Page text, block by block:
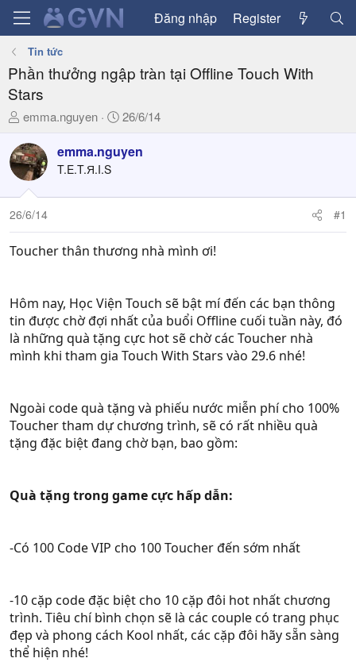
Đăng nhập Register
Tin tức
Phần thưởng ngập tràn tại Offline Touch With
Stars
T
r
e
a
d
s
t
a
e
r
emma.nguyen
N
à
ử
26/6/14
emma.nguyen
T.E.T.Я.I.S
26/6/14 #1
Toucher thân thương nhà mình ơi!
Hôm nay, Học Viện Touch sẽ bật mí đến các bạn thông
tin được chờ đợi nhất của buổi Offline cuối tuần này, đó
là những quà tặng cực hot sẽ chờ các Toucher nhà
mình khi tham gia Touch With Stars vào 29.6 nhé!
Ngoài code quà tặng và phiếu nước miễn phí cho 100%
Toucher tham dự chương trình, sẽ có rất nhiều quà
tặng đặc biệt đang chờ bạn, bao gồm:
Quà tặng trong game cực hấp dẫn:
-Có 100 Code VIP cho 100 Toucher đến sớm nhất
-10 cặp code đặc biệt cho 10 cặp đôi hot nhất chương
trình. Tiêu chí bình chọn sẽ là các couple có trang phục
đẹp và phong cách Kool nhất, các cặp đôi hãy sẵn sàng
thể hiện nhé!